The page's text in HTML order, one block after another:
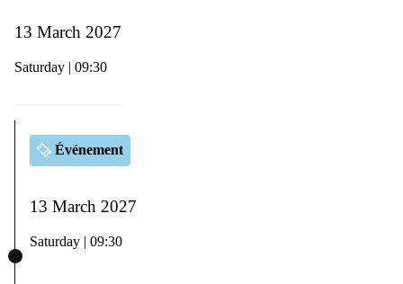
13 March 2027
Saturday | 09:30
Événement
13 March 2027
Saturday | 09:30